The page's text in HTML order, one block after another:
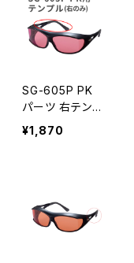
SG-605P PK
パーツ 右テンプ
ル
¥1,870